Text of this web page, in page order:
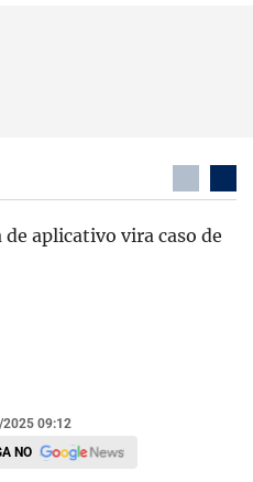
aplicativo vira caso de
09:12
NO